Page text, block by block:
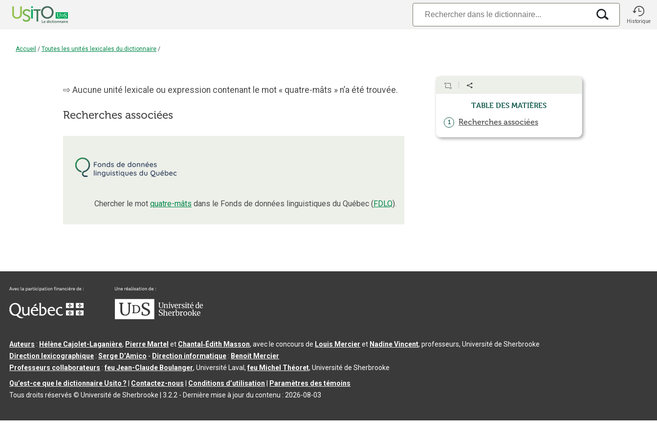
Historique
Accueil / Toutes les unités lexicales du dictionnaire /
Aucune unité lexicale ou expression contenant le mot « quatre-mâts » n’a été trouvée.
Recherches associées
Chercher le mot quatre-mâts dans le Fonds de données linguistiques du Québec (FDLQ).
Table des matières
1 Recherches associées
Auteurs : Hélène Cajolet-Laganière, Pierre Martel et Chantal‑Édith Masson, avec le concours de Louis Mercier et Nadine Vincent, professeurs, Université de Sherbrooke
Direction lexicographique :Serge D’Amico - Direction informatique : Benoit Mercier
Professeurs collaborateurs :feu Jean-Claude Boulanger, Université Laval,feu Michel Théoret, Université de Sherbrooke
Qu’est-ce que le dictionnaire Usito ?
Contactez-nous Conditions d’utilisation
Paramètres des témoins
Tous droits réservés © Université de Sherbrooke |3.2.2 - Dernière mise à jour du contenu : 2026-08-03